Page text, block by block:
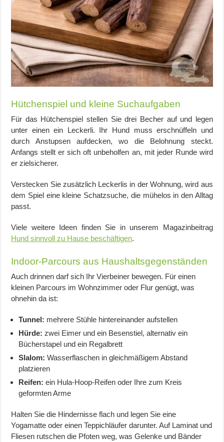
Hütchenspiel und kleine Suchaufgaben
Für das Hütchenspiel stellen Sie drei Becher auf und legen
unter einen ein Leckerli. Ihr Hund muss erschnüffeln und
durch Anstupsen aufdecken, wo die Belohnung steckt.
Anfangs stellt er sich oft unbeholfen an, mit jeder Runde wird
er zielsicherer.
Verstecken Sie zusätzlich Leckerlis in der Wohnung, wird aus
dem Spiel eine kleine Schatzsuche, die mühelos in den Alltag
passt.
Viele weitere Ideen finden Sie in unserem Magazinbeitrag
Hund sinnvoll zu Hause beschäftigen.
Indoor-Parcours aus Haushaltsgegenständen
Auch drinnen darf sich Ihr Vierbeiner bewegen. Für einen
kleinen Parcours im Wohnzimmer oder Flur genügt, was
ohnehin da ist:
Tunnel: mehrere Stühle hintereinander aufstellen
Hürde: zwei Eimer und ein Besenstiel, alternativ ein
Bücherstapel und ein Regalbrett
Slalom: Wasserflaschen in gleichmäßigem Abstand
platzieren
Reifen: ein Hula-Hoop-Reifen oder Ihre zum Kreis
geformten Arme
Halten Sie die Hindernisse flach und legen Sie eine
Yogamatte oder einen Teppichläufer darunter. Auf Laminat und
Fliesen rutschen die Pfoten weg, was Gelenke und Bänder